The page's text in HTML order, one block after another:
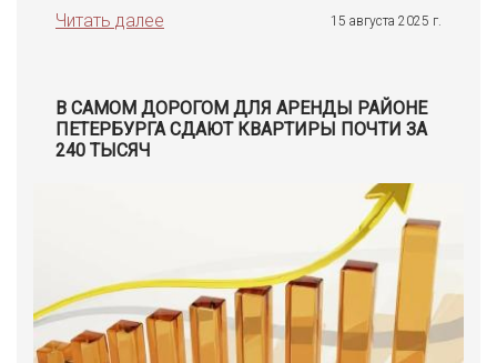
Читать далее
15 августа 2025 г.
В САМОМ ДОРОГОМ ДЛЯ АРЕНДЫ РАЙОНЕ
ПЕТЕРБУРГА СДАЮТ КВАРТИРЫ ПОЧТИ ЗА
240 ТЫСЯЧ